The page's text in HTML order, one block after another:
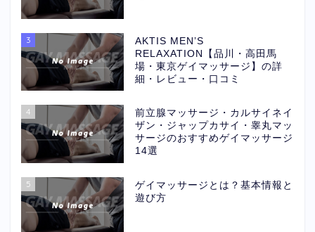
3
AKTIS MEN’S
RELAXATION【品川・高田馬
場・東京ゲイマッサージ】の詳
細・レビュー・口コミ
4
前立腺マッサージ・カルサイネイ
ザン・ジャップカサイ・睾丸マッ
サージのおすすめゲイマッサージ
14選
5
ゲイマッサージとは？基本情報と
遊び方